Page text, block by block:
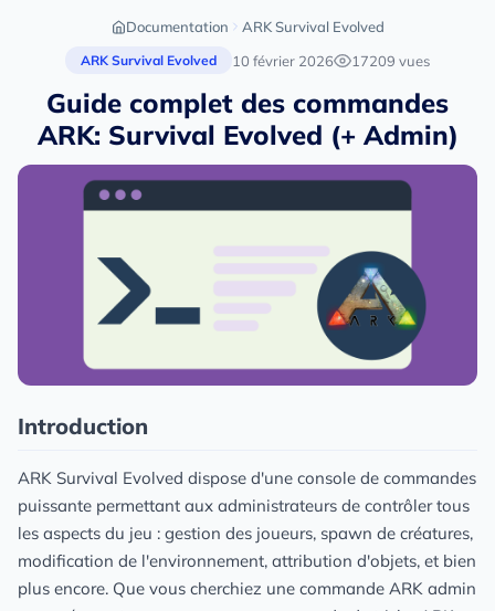
Documentation ARK Survival Evolved
ARK Survival Evolved 10 février 2026 17209 vues
Guide complet des commandes
ARK: Survival Evolved (+ Admin)
Introduction
ARK Survival Evolved dispose d'une console de commandes
puissante permettant aux administrateurs de contrôler tous
les aspects du jeu : gestion des joueurs, spawn de créatures,
modification de l'environnement, attribution d'objets, et bien
plus encore. Que vous cherchiez une commande ARK admin